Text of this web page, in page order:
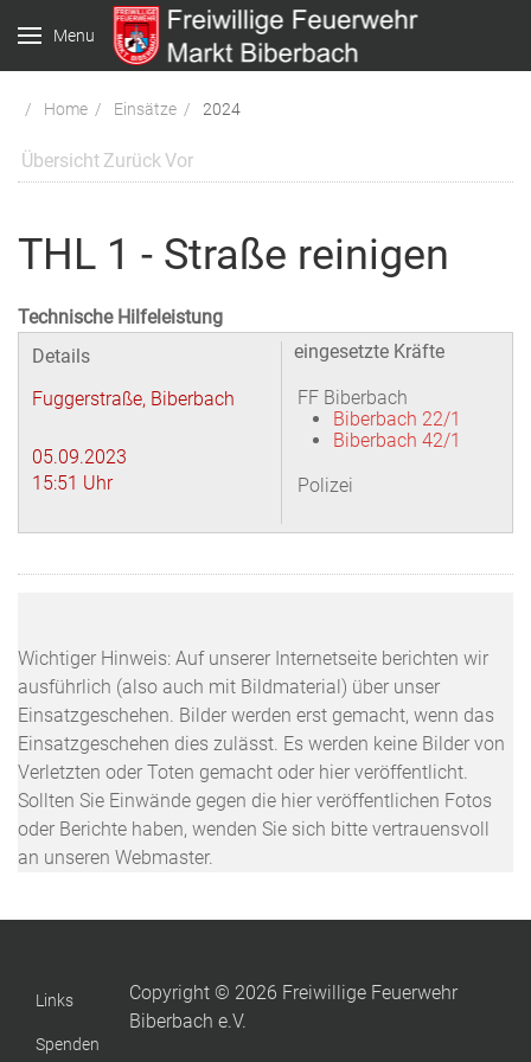
Menu
Home Einsätze 2024
Übersicht ZurückVor
THL 1 - Straße reinigen
Technische Hilfeleistung
Details
Fuggerstraße, Biberbach
05.09.2023
15:51 Uhr
eingesetzte Kräfte
FF Biberbach
Biberbach 22/1
Biberbach 42/1
Polizei
Wichtiger Hinweis: Auf unserer Internetseite berichten wir
ausführlich (also auch mit Bildmaterial) über unser
Einsatzgeschehen. Bilder werden erst gemacht, wenn das
Einsatzgeschehen dies zulässt. Es werden keine Bilder von
Verletzten oder Toten gemacht oder hier veröffentlicht.
Sollten Sie Einwände gegen die hier veröffentlichen Fotos
oder Berichte haben, wenden Sie sich bitte vertrauensvoll
an unseren Webmaster.
Links
Spenden
Copyright © 2026 Freiwillige Feuerwehr
Biberbach e.V.